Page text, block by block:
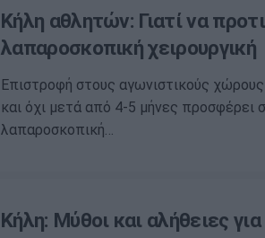
Κήλη αθλητών: Γιατί να
λαπαροσκοπική χειρουργική
Επιστροφή στους αγωνιστικούς
και όχι μετά από 4-5 μήνες προσφέρει
λαπαροσκοπική…
Κήλη: Μύθοι και αλήθειες